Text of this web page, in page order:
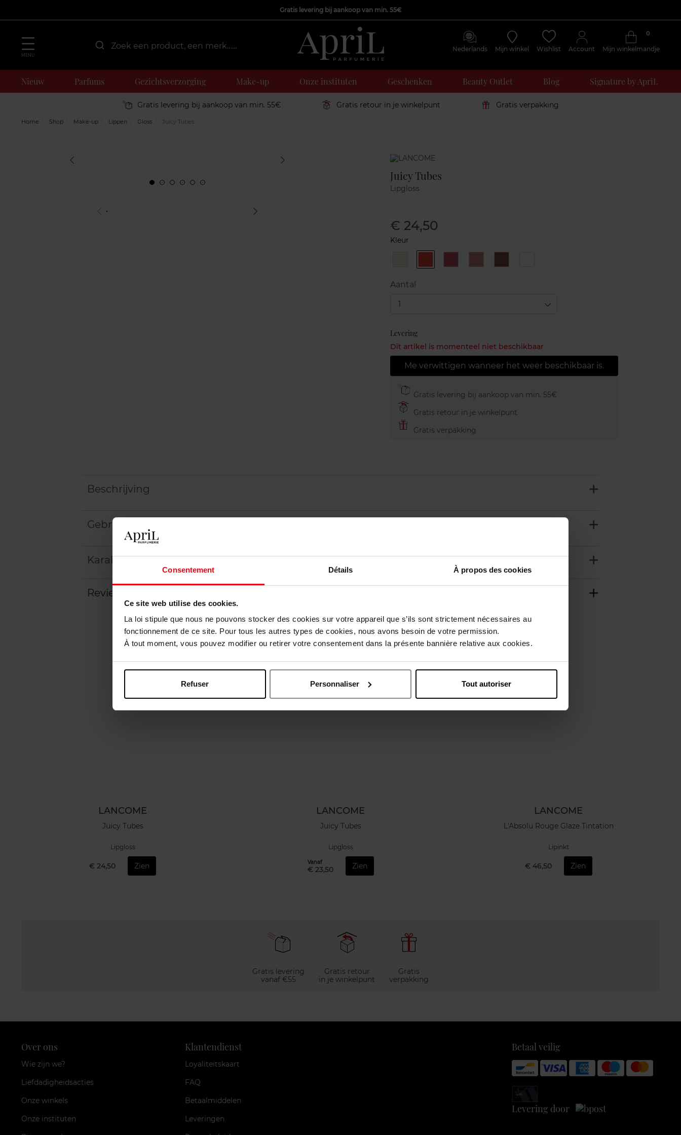
Consentement Détails À propos des cookies
Ce site web utilise des cookies.
La loi stipule que nous ne pouvons stocker des cookies sur votre appareil que s’ils sont strictement nécessaires au
fonctionnement de ce site. Pour tous les autres types de cookies, nous avons besoin de votre permission.
À tout moment, vous pouvez modifier ou retirer votre consentement dans la présente bannière relative aux cookies.
Refuser Personnaliser Tout autoriser
Gratis levering bij aankoop van min. 55€
MENU
Nederlands Mijn winkel Wishlist Account Mijn winkelmandje
0
Nieuw Parfums Gezichtsverzorging Make-up Onze instituten Geschenken Beauty Outlet Blog Signature by ApriL
Gratis levering bij aankoop van min. 55€ Gratis retour in je winkelpunt Gratis verpakking
Home Shop Make-up Lippen Gloss Juicy Tubes
Marque
Juicy Tubes
Lipgloss
€ 24,50
Kleur
- - - -
Aantal
1
Levering
Dit artikel is momenteel niet beschikbaar
Me verwittigen wanneer het weer beschikbaar is.
Gratis levering bij aankoop van min. 55€
Gratis retour in je winkelpunt
Gratis verpakking
Beschrijving
Gebruiksadvies
Karakteristieken
Review
Nog iets vergeten ?
LANCOME
Juicy Tubes
Lipgloss
€ 24,50 Zien
LANCOME
Juicy Tubes
Lipgloss
Vanaf
€ 23,50 Zien
LANCOME
L'Absolu Rouge Glaze Tintation
Lipinkt
€ 46,50 Zien
Gratis levering
vanaf €55
Gratis retour
in je winkelpunt
Gratis
verpakking
Over ons
Wie zijn we?
Liefdadigheidsacties
Onze winkels
Onze instituten
Klantendienst
Loyaliteitskaart
FAQ
Betaalmiddelen
Leveringen
Betaal veilig
Levering door